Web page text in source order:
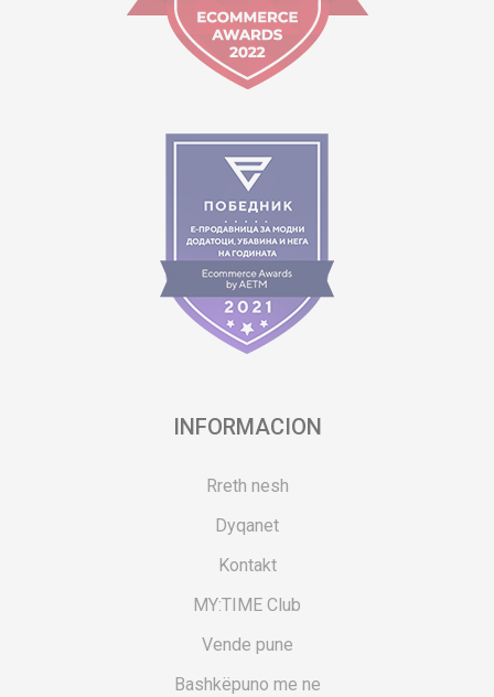
INFORMACION
Rreth nesh
Dyqanet
Kontakt
MY:TIME Club
Vende pune
Bashkëpuno me ne